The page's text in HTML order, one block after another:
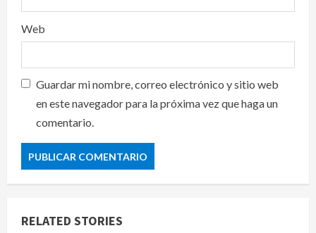
Web
Guardar mi nombre, correo electrónico y sitio web
en este navegador para la próxima vez que haga un
comentario.
RELATED STORIES